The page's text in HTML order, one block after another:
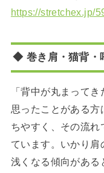
https://stretchex.jp/
◆ 巻き肩・猫背・
「背中が丸まって
思ったことがある
ちやすく、その流
ています。いかり
浅くなる傾向がある